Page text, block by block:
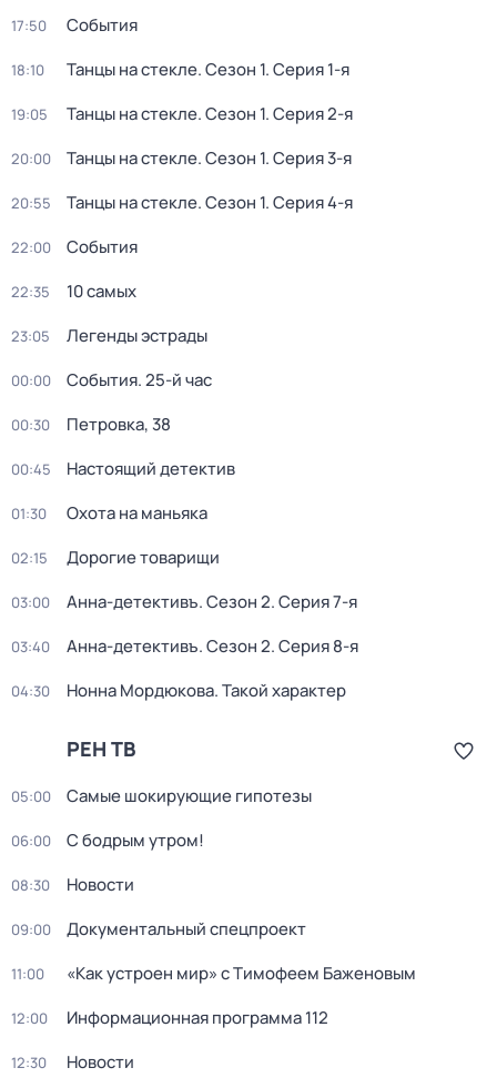
17:50 События
18:10 Танцы на стекле. Сезон 1. Серия 1-я
19:05 Танцы на стекле. Сезон 1. Серия 2-я
20:00 Танцы на стекле. Сезон 1. Серия 3-я
20:55 Танцы на стекле. Сезон 1. Серия 4-я
22:00 События
22:35 10 самых
23:05 Легенды эстрады
00:00 События. 25-й час
00:30 Петровка, 38
00:45 Настоящий детектив
01:30 Охота на маньяка
02:15 Дорогие товарищи
03:00 Анна-детективъ. Сезон 2. Серия 7-я
03:40 Анна-детективъ. Сезон 2. Серия 8-я
04:30 Нонна Мордюкова. Такой характер
РЕН ТВ
05:00 Самые шoкиpующие гипотезы
06:00 С бодрым утром!
08:30 Новости
09:00 Докyментальный cпецпроект
11:00 «Как устроен мир» с Тимофеем Баженовым
12:00 Информационная программа 112
12:30 Новости